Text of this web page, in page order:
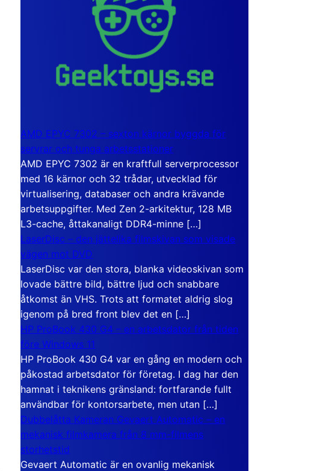
AMD EPYC 7302 – sexton kärnor byggda för
servrar och tunga arbetsstationer
AMD EPYC 7302 är en kraftfull serverprocessor
med 16 kärnor och 32 trådar, utvecklad för
virtualisering, databaser och andra krävande
arbetsuppgifter. Med Zen 2-arkitektur, 128 MB
L3-cache, åttakanaligt DDR4-minne […]
LaserDisc – den jättelika filmskivan som visade
vägen mot DVD
LaserDisc var den stora, blanka videoskivan som
lovade bättre bild, bättre ljud och snabbare
åtkomst än VHS. Trots att formatet aldrig slog
igenom på bred front blev det en […]
HP ProBook 430 G4 – en arbetsdator från tiden
före Windows 11
HP ProBook 430 G4 var en gång en modern och
påkostad arbetsdator för företag. I dag har den
hamnat i teknikens gränsland: fortfarande fullt
användbar för kontorsarbete, men utan […]
Dubbelåtta Kameran Gevaert Automatic – en
mekanisk filmkamera från 8 mm-filmens
storhetstid
Gevaert Automatic är en ovanlig mekanisk